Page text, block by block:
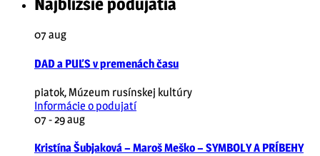
07 aug
DAD a PUĽS v premenách času
piatok, Múzeum rusínskej kultúry
Informácie o podujatí
07 - 29aug
Kristína Šubjaková – Maroš Meško – SYMBOLY A PRÍBEHY